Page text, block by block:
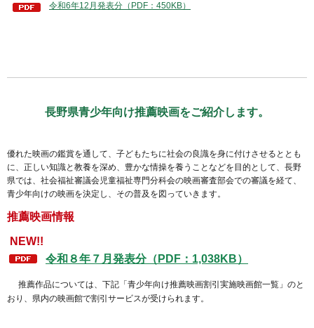
令和6年12月発表分（PDF：450KB）
長野県青少年向け推薦映画をご紹介します。
優れた映画の鑑賞を通して、子どもたちに社会の良識を身に付けさせるととも
に、正しい知識と教養を深め、豊かな情操を養うことなどを目的として、長野
県では、社会福祉審議会児童福祉専門分科会の映画審査部会での審議を経て、
青少年向けの映画を決定し、その普及を図っていきます。
推薦映画情報
NEW!!
令和８年７月発表分（PDF：1,038KB）
推薦作品については、下記「青少年向け推薦映画割引実施映画館一覧」のと
おり、県内の映画館で割引サービスが受けられます。